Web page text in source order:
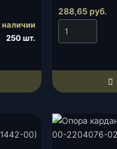
наличии
250 шт.
288,65 руб.